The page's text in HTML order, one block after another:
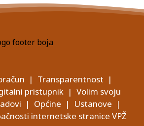
| Transparentnost |
pristupnik| Volim svoju
| Općine | Ustanove |
internetske stranice VPŽ